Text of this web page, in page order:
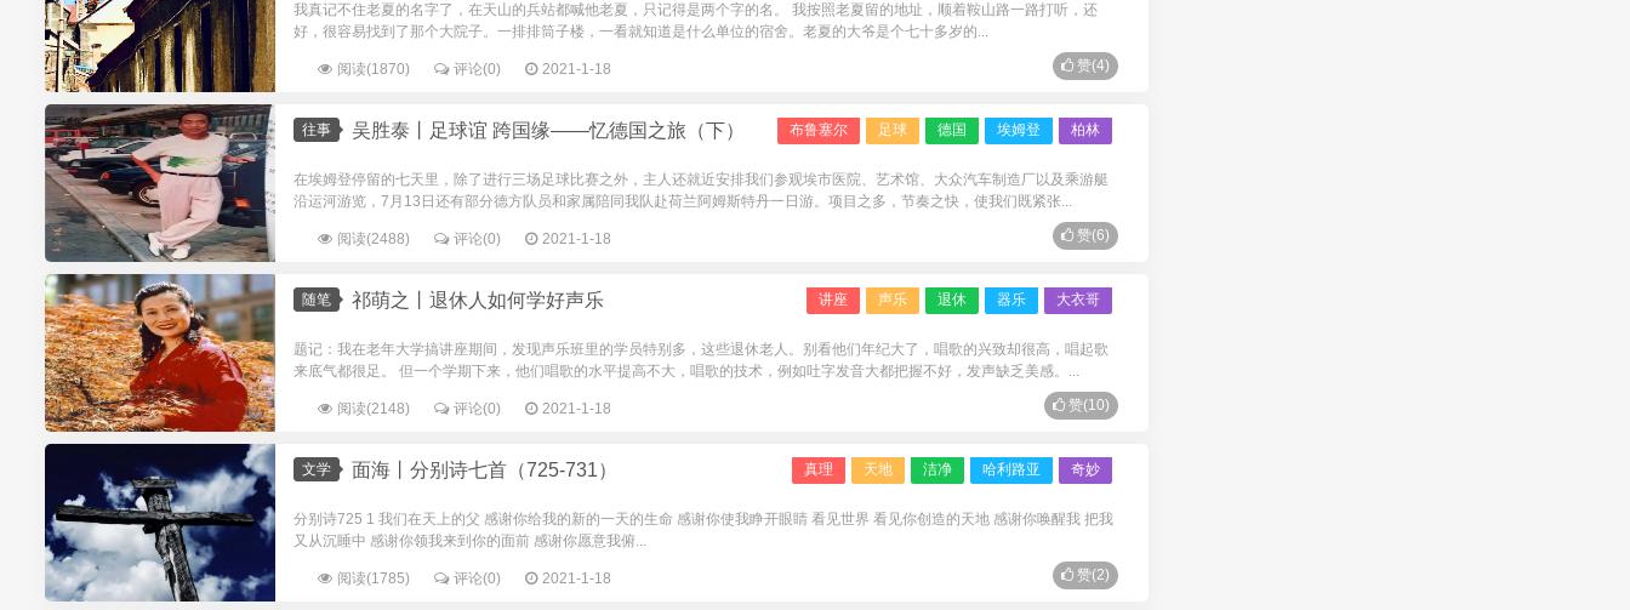
我真记不住老夏的名字了，在天山的兵站都喊他老夏，只记得是两个字的名。 我按照老夏留的地址，顺着鞍山路一路打听，还
好，很容易找到了那个大院子。一排排筒子楼，一看就知道是什么单位的宿舍。老夏的大爷是个七十多岁的...
阅读(1870) 评论(0) 2021-1-18 赞(4)
往事 布鲁塞尔 足球 德国 埃姆登 柏林
吴胜泰丨足球谊 跨国缘——忆德国之旅（下）
在埃姆登停留的七天里，除了进行三场足球比赛之外，主人还就近安排我们参观埃市医院、艺术馆、大众汽车制造厂以及乘游艇
沿运河游览，7月13日还有部分德方队员和家属陪同我队赴荷兰阿姆斯特丹一日游。项目之多，节奏之快，使我们既紧张...
阅读(2488) 评论(0) 2021-1-18 赞(6)
随笔 讲座 声乐 退休 器乐 大衣哥
祁萌之丨退休人如何学好声乐
题记：我在老年大学搞讲座期间，发现声乐班里的学员特别多，这些退休老人。别看他们年纪大了，唱歌的兴致却很高，唱起歌
来底气都很足。 但一个学期下来，他们唱歌的水平提高不大，唱歌的技术，例如吐字发音大都把握不好，发声缺乏美感。...
阅读(2148) 评论(0) 2021-1-18 赞(10)
文学 真理 天地 洁净 哈利路亚 奇妙
面海丨分别诗七首（725-731）
分别诗725 1 我们在天上的父 感谢你给我的新的一天的生命 感谢你使我睁开眼睛 看见世界 看见你创造的天地 感谢你唤醒我 把我
又从沉睡中 感谢你领我来到你的面前 感谢你愿意我俯...
阅读(1785) 评论(0) 2021-1-18 赞(2)